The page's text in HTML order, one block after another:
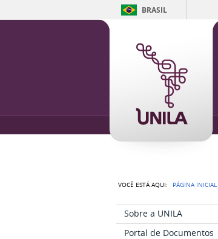
BRASIL
VOCÊ ESTÁ AQUI: PÁGINA INICIAL
Sobre a UNILA
Portal de Documentos